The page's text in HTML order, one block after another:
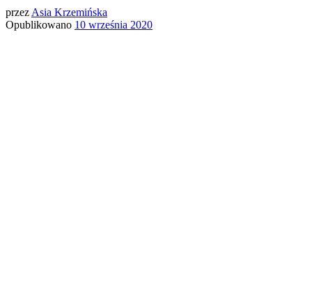
przez Asia Krzemińska
Opublikowano 10 września 2020